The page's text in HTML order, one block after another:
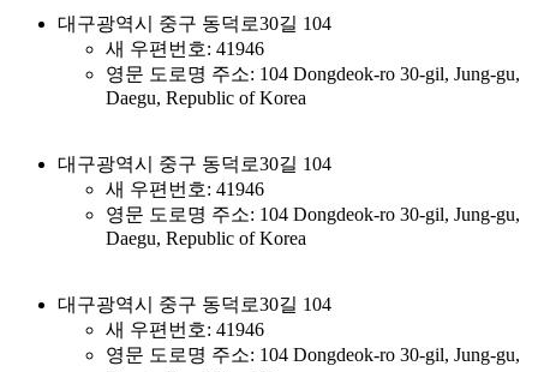
대구광역시 중구 동덕로30길 104
새 우편번호: 41946
영문 도로명 주소: 104 Dongdeok-ro 30-gil, Jung-gu,
Daegu, Republic of Korea
대구광역시 중구 동덕로30길 104
새 우편번호: 41946
영문 도로명 주소: 104 Dongdeok-ro 30-gil, Jung-gu,
Daegu, Republic of Korea
대구광역시 중구 동덕로30길 104
새 우편번호: 41946
영문 도로명 주소: 104 Dongdeok-ro 30-gil, Jung-gu,